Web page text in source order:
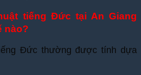
tiếng Đức tại An Giang
nào?
Đức thường được tính dựa